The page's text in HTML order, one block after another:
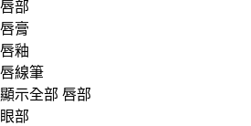
唇部
唇膏
唇釉
唇線筆
顯示全部 唇部
眼部